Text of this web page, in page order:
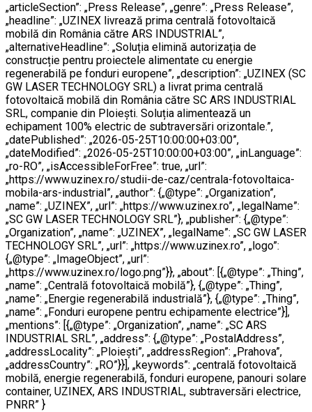
„articleSection”: „Press Release”, „genre”: „Press Release”,
„headline”: „UZINEX livrează prima centrală fotovoltaică
mobilă din România către ARS INDUSTRIAL”,
„alternativeHeadline”: „Soluția elimină autorizația de
construcție pentru proiectele alimentate cu energie
regenerabilă pe fonduri europene”, „description”: „UZINEX (SC
GW LASER TECHNOLOGY SRL) a livrat prima centrală
fotovoltaică mobilă din România către SC ARS INDUSTRIAL
SRL, companie din Ploiești. Soluția alimentează un
echipament 100% electric de subtraversări orizontale.”,
„datePublished”: „2026-05-25T10:00:00+03:00”,
„dateModified”: „2026-05-25T10:00:00+03:00”, „inLanguage”:
„ro-RO”, „isAccessibleForFree”: true, „url”:
„https://www.uzinex.ro/studii-de-caz/centrala-fotovoltaica-
mobila-ars-industrial”, „author”: {„@type”: „Organization”,
„name”: „UZINEX”, „url”: „https://www.uzinex.ro”, „legalName”:
„SC GW LASER TECHNOLOGY SRL”}, „publisher”: {„@type”:
„Organization”, „name”: „UZINEX”, „legalName”: „SC GW LASER
TECHNOLOGY SRL”, „url”: „https://www.uzinex.ro”, „logo”:
{„@type”: „ImageObject”, „url”:
„https://www.uzinex.ro/logo.png”}}, „about”: [{„@type”: „Thing”,
„name”: „Centrală fotovoltaică mobilă”}, {„@type”: „Thing”,
„name”: „Energie regenerabilă industrială”}, {„@type”: „Thing”,
„name”: „Fonduri europene pentru echipamente electrice”}],
„mentions”: [{„@type”: „Organization”, „name”: „SC ARS
INDUSTRIAL SRL”, „address”: {„@type”: „PostalAddress”,
„addressLocality”: „Ploiești”, „addressRegion”: „Prahova”,
„addressCountry”: „RO”}}], „keywords”: „centrală fotovoltaică
mobilă, energie regenerabilă, fonduri europene, panouri solare
container, UZINEX, ARS INDUSTRIAL, subtraversări electrice,
PNRR” }